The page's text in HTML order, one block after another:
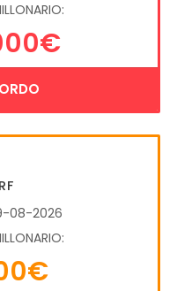
08-2026